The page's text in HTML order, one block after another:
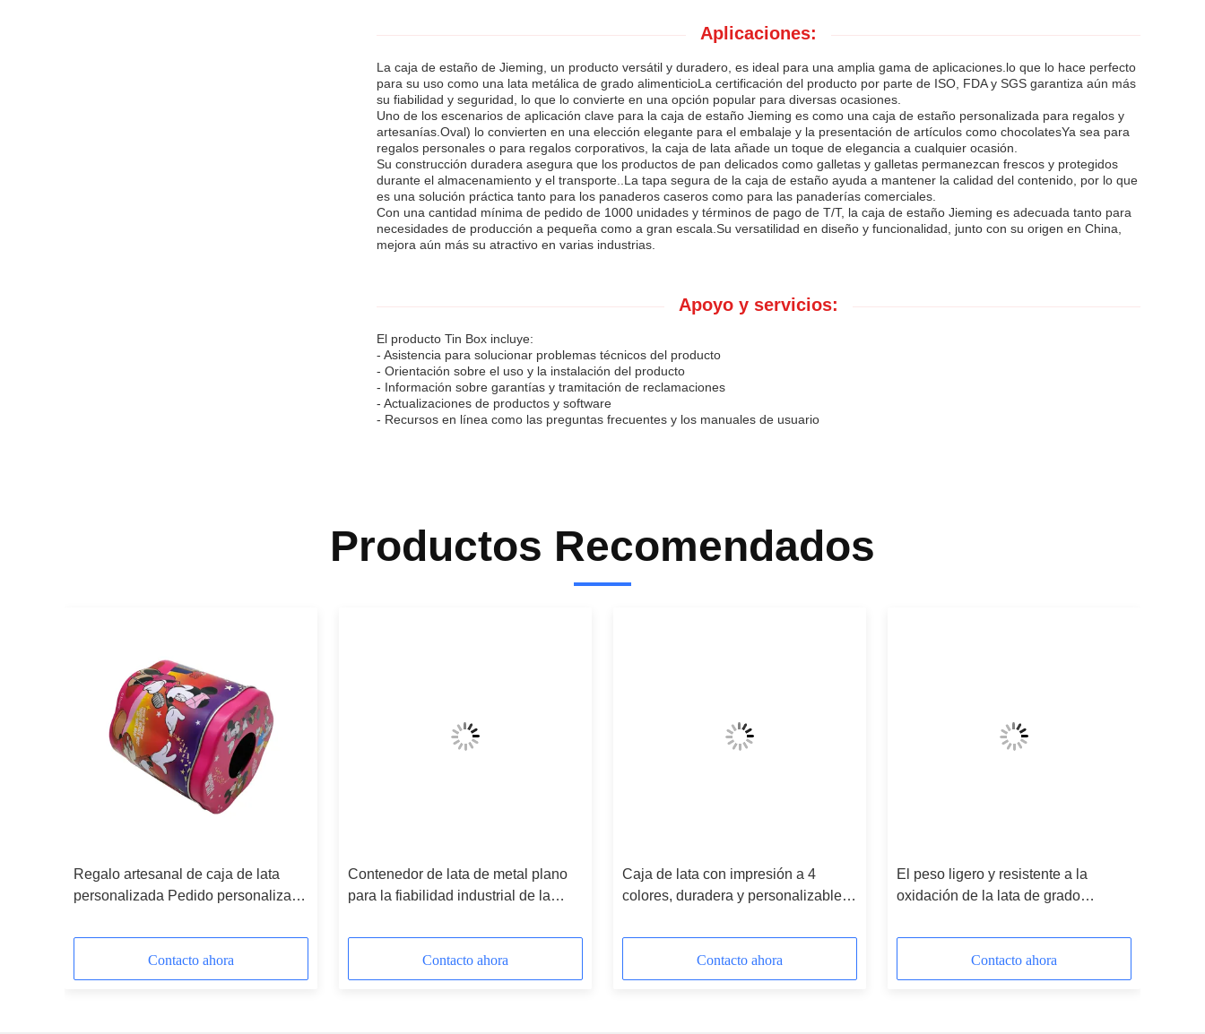
Aplicaciones:
La caja de estaño de Jieming, un producto versátil y duradero, es ideal para una amplia gama de aplicaciones.lo que lo hace perfecto
para su uso como una lata metálica de grado alimenticioLa certificación del producto por parte de ISO, FDA y SGS garantiza aún más
su fiabilidad y seguridad, lo que lo convierte en una opción popular para diversas ocasiones.
Uno de los escenarios de aplicación clave para la caja de estaño Jieming es como una caja de estaño personalizada para regalos y
artesanías.Oval) lo convierten en una elección elegante para el embalaje y la presentación de artículos como chocolatesYa sea para
regalos personales o para regalos corporativos, la caja de lata añade un toque de elegancia a cualquier ocasión.
Su construcción duradera asegura que los productos de pan delicados como galletas y galletas permanezcan frescos y protegidos
durante el almacenamiento y el transporte..La tapa segura de la caja de estaño ayuda a mantener la calidad del contenido, por lo que
es una solución práctica tanto para los panaderos caseros como para las panaderías comerciales.
Con una cantidad mínima de pedido de 1000 unidades y términos de pago de T/T, la caja de estaño Jieming es adecuada tanto para
necesidades de producción a pequeña como a gran escala.Su versatilidad en diseño y funcionalidad, junto con su origen en China,
mejora aún más su atractivo en varias industrias.
Apoyo y servicios:
El producto Tin Box incluye:
- Asistencia para solucionar problemas técnicos del producto
- Orientación sobre el uso y la instalación del producto
- Información sobre garantías y tramitación de reclamaciones
- Actualizaciones de productos y software
- Recursos en línea como las preguntas frecuentes y los manuales de usuario
Productos Recomendados
Regalo artesanal de caja de lata
personalizada Pedido personalizado
Contacto ahora
Contenedor de lata de metal plano
para la fiabilidad industrial de la
Contacto ahora
Caja de lata con impresión a 4
colores, duradera y personalizable
Contacto ahora
El peso ligero y resistente a la
oxidación de la lata de grado
los requisitos del cliente
Contacto ahora